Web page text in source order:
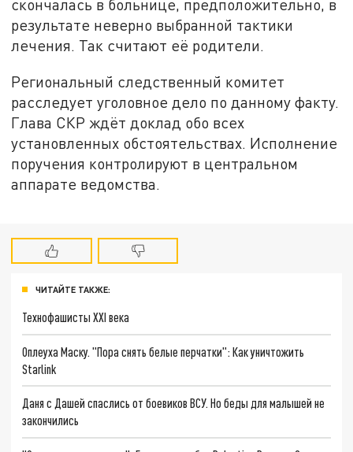
скончалась в больнице, предположительно, в
результате неверно выбранной тактики
лечения. Так считают её родители.
Региональный следственный комитет
расследует уголовное дело по данному факту.
Глава СКР ждёт доклад обо всех
установленных обстоятельствах. Исполнение
поручения контролируют в центральном
аппарате ведомства.
ЧИТАЙТЕ ТАКЖЕ:
Технофашисты XXI века
Оплеуха Маску. "Пора снять белые перчатки": Как уничтожить
Starlink
Даня с Дашей спаслись от боевиков ВСУ. Но беды для малышей не
закончились